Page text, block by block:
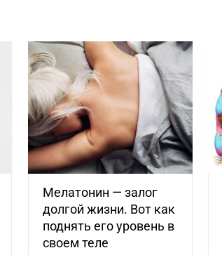
Мелатонин — залог
долгой жизни. Вот как
поднять его уровень в
своем теле